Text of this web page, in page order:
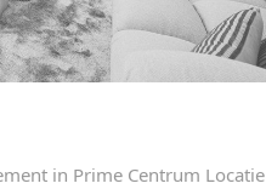
in Prime Centrum Locatie